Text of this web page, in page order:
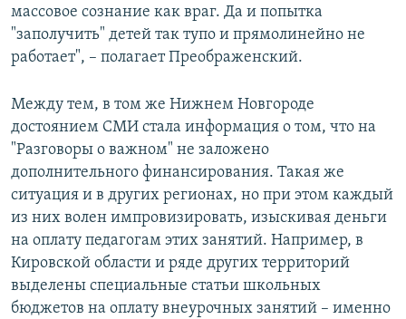
массовое сознание как враг. Да и попытка
"заполучить" детей так тупо и прямолинейно не
работает", – полагает Преображенский.
Между тем, в том же Нижнем Новгороде
достоянием СМИ стала информация о том, что на
"Разговоры о важном" не заложено
дополнительного финансирования. Такая же
ситуация и в других регионах, но при этом каждый
из них волен импровизировать, изыскивая деньги
на оплату педагогам этих занятий. Например, в
Кировской области и ряде других территорий
выделены специальные статьи школьных
бюджетов на оплату внеурочных занятий – именно